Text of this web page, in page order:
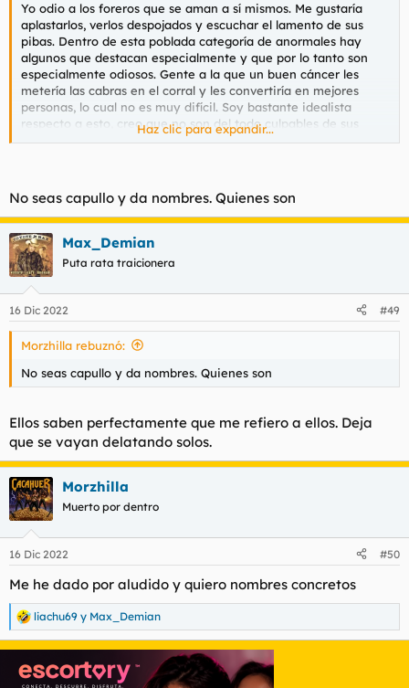
Yo odio a los foreros que se aman a sí mismos. Me gustaría
aplastarlos, verlos despojados y escuchar el lamento de sus
pibas. Dentro de esta poblada categoría de anormales hay
algunos que destacan especialmente y que por lo tanto son
especialmente odiosos. Gente a la que un buen cáncer les
metería las cabras en el corral y les convertiría en mejores
personas, lo cual no es muy difícil. Soy bastante idealista
respecto a esto, creo que no son del todo culpables de sus
delirios y su intensa estupidez, así que pienso que si un cáncer
que en esa tesitura se mostraran contumaces.
Creo que no hace falta dar nombres siquiera.
De todas formas el hilo va de odios irracionales y mi odio es
profundamente racional. Sepan disculparme, panas.
Haz clic para expandir...
No seas capullo y da nombres. Quienes son
Max_Demian
Puta rata traicionera
16 Dic 2022 #49
Morzhilla rebuznó:
No seas capullo y da nombres. Quienes son
Ellos saben perfectamente que me refiero a ellos. Deja
que se vayan delatando solos.
Morzhilla
Muerto por dentro
16 Dic 2022 #50
Me he dado por aludido y quiero nombres concretos
R
e
a
c
c
liachu69 y Max_Demian